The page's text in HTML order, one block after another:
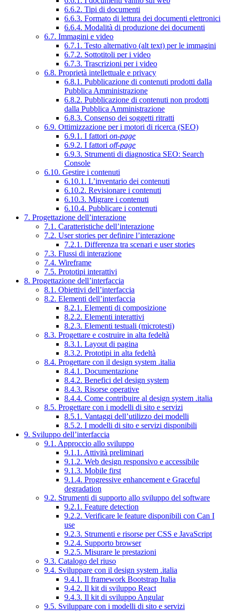
6.6.2. Tipi di documenti
6.6.3. Formato di lettura dei documenti elettronici
6.6.4. Modalità di produzione dei documenti
6.7. Immagini e video
6.7.1. Testo alternativo (alt text) per le immagini
6.7.2. Sottotitoli per i video
6.7.3. Trascrizioni per i video
6.8. Proprietà intellettuale e privacy
6.8.1. Pubblicazione di contenuti prodotti dalla
Pubblica Amministrazione
6.8.2. Pubblicazione di contenuti non prodotti
dalla Pubblica Amministrazione
6.8.3. Consenso dei soggetti ritratti
6.9. Ottimizzazione per i motori di ricerca (SEO)
6.9.1. I fattori on-page
6.9.2. I fattori off-page
6.9.3. Strumenti di diagnostica SEO: Search
Console
6.10. Gestire i contenuti
6.10.1. L’inventario dei contenuti
6.10.2. Revisionare i contenuti
6.10.3. Migrare i contenuti
6.10.4. Pubblicare i contenuti
7. Progettazione dell’interazione
7.1. Caratteristiche dell’interazione
7.2. User stories per definire l’interazione
7.2.1. Differenza tra scenari e user stories
7.3. Flussi di interazione
7.4. Wireframe
7.5. Prototipi interattivi
8. Progettazione dell’interfaccia
8.1. Obiettivi dell’interfaccia
8.2. Elementi dell’interfaccia
8.2.1. Elementi di composizione
8.2.2. Elementi interattivi
8.2.3. Elementi testuali (microtesti)
8.3. Progettare e costruire in alta fedeltà
8.3.1. Layout di pagina
8.3.2. Prototipi in alta fedeltà
8.4. Progettare con il design system .italia
8.4.1. Documentazione
8.4.2. Benefici del design system
8.4.3. Risorse operative
8.4.4. Come contribuire al design system .italia
8.5. Progettare con i modelli di sito e servizi
8.5.1. Vantaggi dell’utilizzo dei modelli
8.5.2. I modelli di sito e servizi disponibili
9. Sviluppo dell’interfaccia
9.1. Approccio allo sviluppo
9.1.1. Attività preliminari
9.1.2. Web design responsivo e accessibile
9.1.3. Mobile first
9.1.4. Progressive enhancement e Graceful
degradation
9.2. Strumenti di supporto allo sviluppo del software
9.2.1. Feature detection
9.2.2. Verificare le feature disponibili con Can I
use
9.2.3. Strumenti e risorse per CSS e JavaScript
9.2.4. Supporto browser
9.2.5. Misurare le prestazioni
9.3. Catalogo del riuso
9.4. Sviluppare con il design system .italia
9.4.1. Il framework Bootstrap Italia
9.4.2. Il kit di sviluppo React
9.4.3. Il kit di sviluppo Angular
9.5. Sviluppare con i modelli di sito e servizi